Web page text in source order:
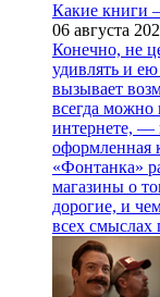
Какие книги
06 августа
Конечно, не
удивлять и
вызывает
всегда можно
интернете, —
оформленная
«Фонтанка»
магазины о
дорогие, и
всех смыслах